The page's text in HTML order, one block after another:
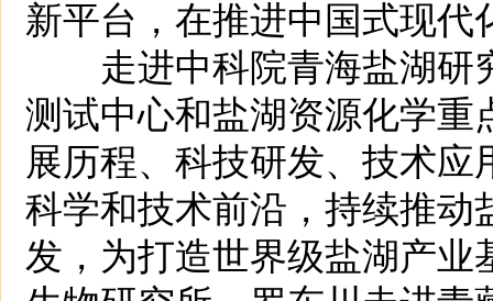
新平台，在推进中国式现
走进中科院青海盐湖研
测试中心和盐湖资源化学
展历程、科技研发、技术
科学和技术前沿，持续推
发，为打造世界级盐湖产